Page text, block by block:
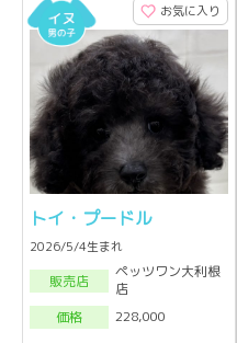
お気に入り
トイ・プードル
2026/5/4生まれ
販売店
ペッツワン大利根
店
価格
228,000